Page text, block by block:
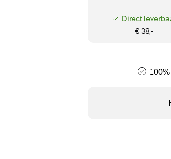
Direct
€ 38,-